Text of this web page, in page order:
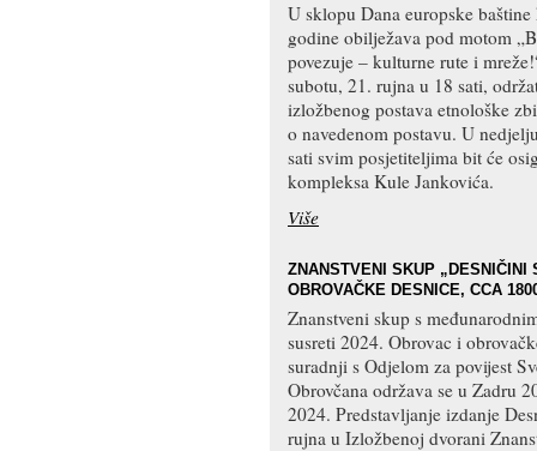
U sklopu Dana europske baštine
godine obilježava pod motom
povezuje – kulturne rute i
subotu, 21. rujna u 18 sati,
izložbenog postava etnološke
o navedenom postavu. U
sati svim posjetiteljima bit će
kompleksa Kule Jankovića.
Više
ZNANSTVENI SKUP „DESNIČINI
OBROVAČKE DESNICE, CCA
Znanstveni skup s
susreti 2024. Obrovac i
suradnji s Odjelom za povijest
Obrovčana održava se u Zadru
2024. Predstavljanje izdanje
rujna u Izložbenoj dvorani